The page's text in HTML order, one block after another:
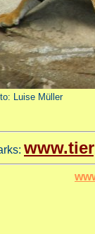
Luise Müller